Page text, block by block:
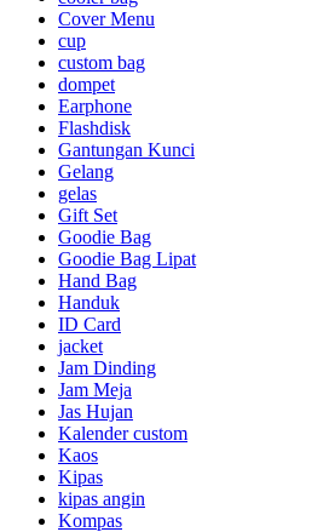
Cover Menu
cup
custom bag
dompet
Earphone
Flashdisk
Gantungan Kunci
Gelang
gelas
Gift Set
Goodie Bag
Goodie Bag Lipat
Hand Bag
Handuk
ID Card
jacket
Jam Dinding
Jam Meja
Jas Hujan
Kalender custom
Kaos
Kipas
kipas angin
Kompas